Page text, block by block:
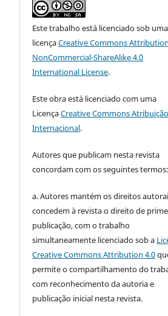
Este trabalho está licenciado sob uma
licençaCreative Commons
NonCommercial-ShareAlike 4.0
International License.
Este obra está licenciado com uma
LicençaCreative Commons
Internacional.
Autores que publicam nesta revista
concordam com os seguintes termos:
a. Autores mantém os direitos
concedem à revista o direito de
publicação, com o trabalho
simultaneamente licenciado sob a
Creative Commons Attribution 4.0
permite o compartilhamento do
com reconhecimento da autoria e
publicação inicial nesta revista.